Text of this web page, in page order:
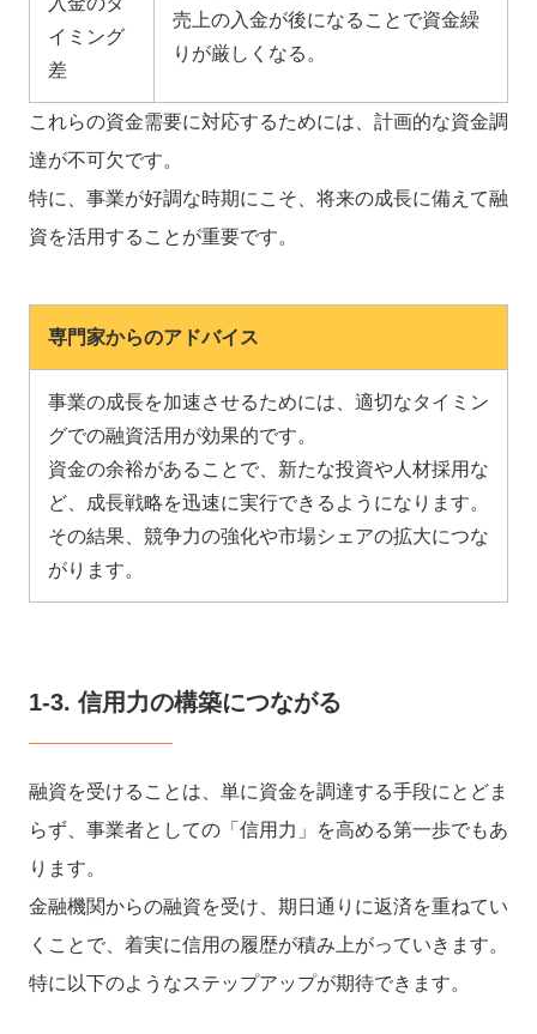
イミング
差
売上の入金が後になることで資金繰
りが厳しくなる。
これらの資金需要に対応するためには、計画的な資金調
達が不可欠です。
特に、事業が好調な時期にこそ、将来の成長に備えて融
資を活用することが重要です。
専門家からのアドバイス
事業の成長を加速させるためには、適切なタイミン
グでの融資活用が効果的です。
資金の余裕があることで、新たな投資や人材採用な
ど、成長戦略を迅速に実行できるようになります。
その結果、競争力の強化や市場シェアの拡大につな
がります。
1-3. 信用力の構築につながる
融資を受けることは、単に資金を調達する手段にとどま
らず、事業者としての「信用力」を高める第一歩でもあ
ります。
金融機関からの融資を受け、期日通りに返済を重ねてい
くことで、着実に信用の履歴が積み上がっていきます。
特に以下のようなステップアップが期待できます。